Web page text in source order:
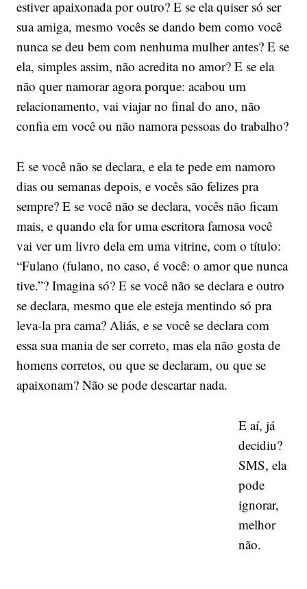
estiver apaixonada por outro? E se ela quiser só ser
sua amiga, mesmo vocês se dando bem como você
nunca se deu bem com nenhuma mulher antes? E se
ela, simples assim, não acredita no amor? E se ela
não quer namorar agora porque: acabou um
relacionamento, vai viajar no final do ano, não
confia em você ou não namora pessoas do trabalho?
E se você não se declara, e ela te pede em namoro
dias ou semanas depois, e vocês são felizes pra
sempre? E se você não se declara, vocês não ficam
mais, e quando ela for uma escritora famosa você
vai ver um livro dela em uma vitrine, com o título:
“Fulano (fulano, no caso, é você: o amor que nunca
tive.”? Imagina só? E se você não se declara e outro
se declara, mesmo que ele esteja mentindo só pra
leva-la pra cama? Aliás, e se você se declara com
essa sua mania de ser correto, mas ela não gosta de
homens corretos, ou que se declaram, ou que se
apaixonam? Não se pode descartar nada.
E aí, já
decidiu?
SMS, ela
pode
ignorar,
melhor
não.